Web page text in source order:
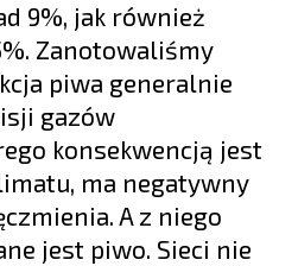
9%, jak również
Zanotowaliśmy
piwa generalnie
gazów
konsekwencją jest
ma negatywny
A z niego
jest piwo. Sieci nie